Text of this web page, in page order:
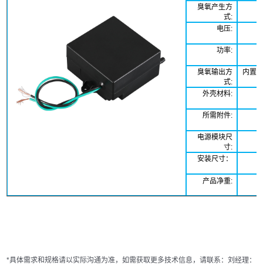
臭氧产生方
式:
电压:
功率:
臭氧输出方
式:
内置
外壳材料:
所需附件:
电源模块尺
寸:
安装尺寸：
产品净重:
*具体需求和规格请以实际沟通为准，如需获取更多技术信息，请联系：刘经理：